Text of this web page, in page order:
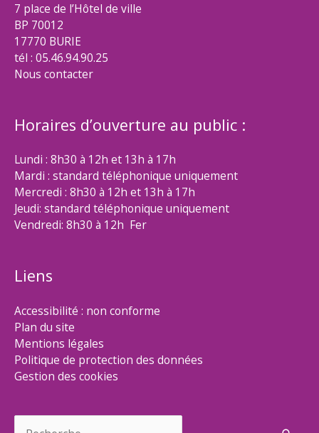
7 place de l’Hôtel de ville
BP 70012
17770 BURIE
tél : 05.46.94.90.25
Nous contacter
Horaires d’ouverture au public :
Lundi : 8h30 à 12h et 13h à 17h
Mardi : standard téléphonique uniquement
Mercredi : 8h30 à 12h et 13h à 17h
Jeudi: standard téléphonique uniquement
Vendredi: 8h30 à 12h Fer
Liens
Accessibilité : non conforme
Plan du site
Mentions légales
Politique de protection des données
Gestion des cookies